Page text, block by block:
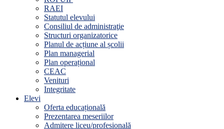
RAEI
Statutul elevului
Consiliul de administraţie
Structuri organizatorice
Planul de acțiune al școlii
Plan managerial
Plan operațional
CEAC
Venituri
Integritate
Elevi
Oferta educațională
Prezentarea meseriilor
Admitere liceu/profesională